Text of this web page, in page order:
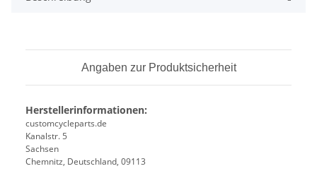
Angaben zur Produktsicherheit
Herstellerinformationen:
customcycleparts.de
Kanalstr. 5
Sachsen
Chemnitz, Deutschland, 09113